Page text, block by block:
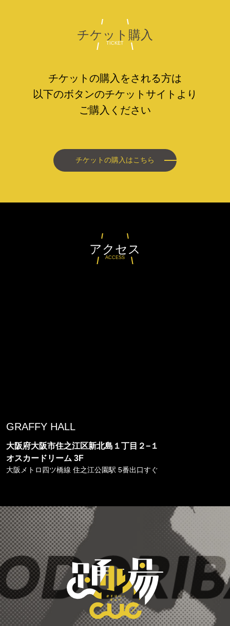
チケット購入
TICKET
チケットの購入をされる方は
以下のボタンのチケットサイトより
ご購入ください
チケットの購入はこちら
アクセス
ACCESS
GRAFFY HALL
大阪府大阪市住之江区新北島１丁目２−１
オスカードリーム 3F
大阪メトロ四ツ橋線 住之江公園駅 5番出口すぐ